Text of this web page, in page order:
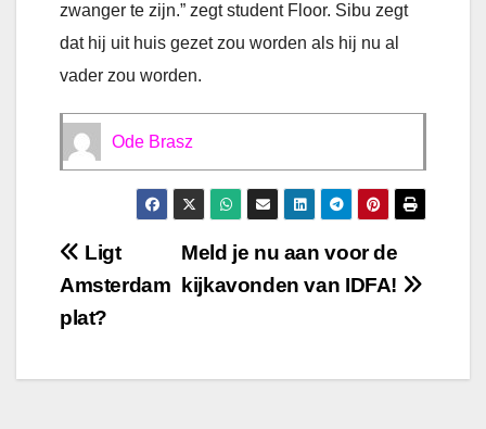
zwanger te zijn.” zegt student Floor. Sibu zegt
dat hij uit huis gezet zou worden als hij nu al
vader zou worden.
Ode Brasz
Bericht
navigatie
Meld je nu aan voor de
kijkavonden van IDFA!
Ligt
Amsterdam
plat?